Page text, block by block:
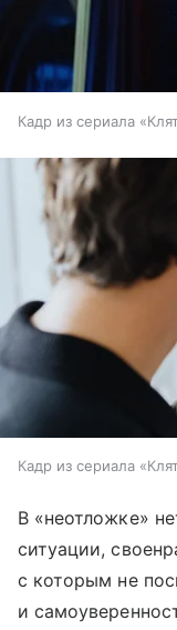
Кадр из сериала
Кадр из сериала
В «неотложке»
ситуации,
с которым не
и